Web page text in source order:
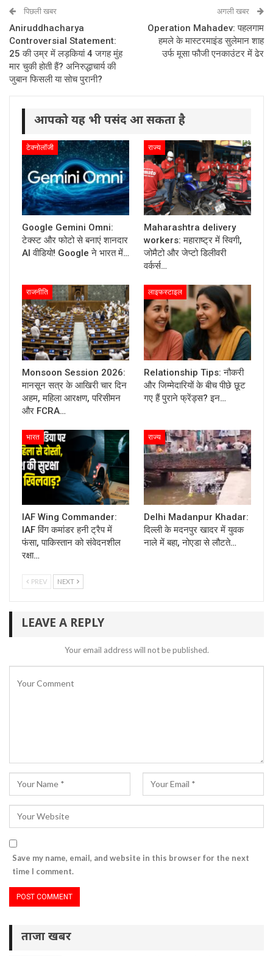
पिछली खबर
Aniruddhacharya
Controversial Statement:
25 की उम्र में लड़कियां 4 जगह मुंह
मार चुकी होती हैं? अनिरुद्धाचार्य की
जुबान फिसली या सोच पुरानी?
अगली खबर
Operation Mahadev: पहलगाम
हमले के मास्टरमाइंड सुलेमान शाह
उर्फ मूसा फौजी एनकाउंटर में ढेर
आपको यह भी पसंद आ सकता है
टेक्नोलॉजी
Google Gemini Omni:
टेक्स्ट और फोटो से बनाएं शानदार
AI वीडियो! Google ने भारत में…
राज्य
Maharashtra delivery
workers: महाराष्ट्र में स्विगी,
जोमैटो और जेप्टो डिलीवरी
वर्कर्स…
राजनीति
Monsoon Session 2026:
मानसून सत्र के आखिरी चार दिन
अहम, महिला आरक्षण, परिसीमन
और FCRA…
लाइफस्टाइल
Relationship Tips: नौकरी
और जिम्मेदारियों के बीच पीछे छूट
गए हैं पुराने फ्रेंड्स? इन…
भारत
IAF Wing Commander:
IAF विंग कमांडर हनी ट्रैप में
फंसा, पाकिस्तान को संवेदनशील
रक्षा…
राज्य
Delhi Madanpur Khadar:
दिल्ली के मदनपुर खादर में युवक
नाले में बहा, नोएडा से लौटते…
PREV NEXT
LEAVE A REPLY
Your email address will not be published.
Save my name, email, and website in this browser for the next
time I comment.
ताजा खबर